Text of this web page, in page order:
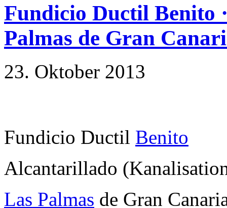
Fundicio Ductil Benito
Palmas de Gran
23. Oktober 2013
Fundicio Ductil Benito
Alcantarillado
Las Palmas de Gran